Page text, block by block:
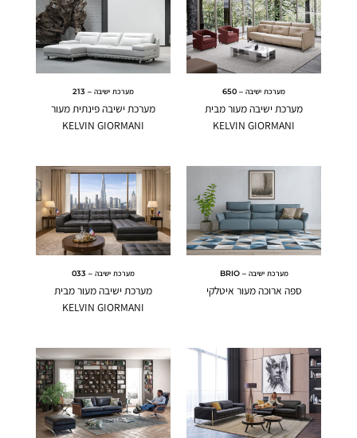
מערכת ישיבה – 650
מערכת ישיבה מעור מבית
KELVIN GIORMANI
מערכת ישיבה – 213
מערכת ישיבה פינתית מעור
KELVIN GIORMANI
מערכת ישיבה – BRIO
ספה ארוכה מעור איטלקי
מערכת ישיבה – 033
מערכת ישיבה מעור מבית
KELVIN GIORMANI